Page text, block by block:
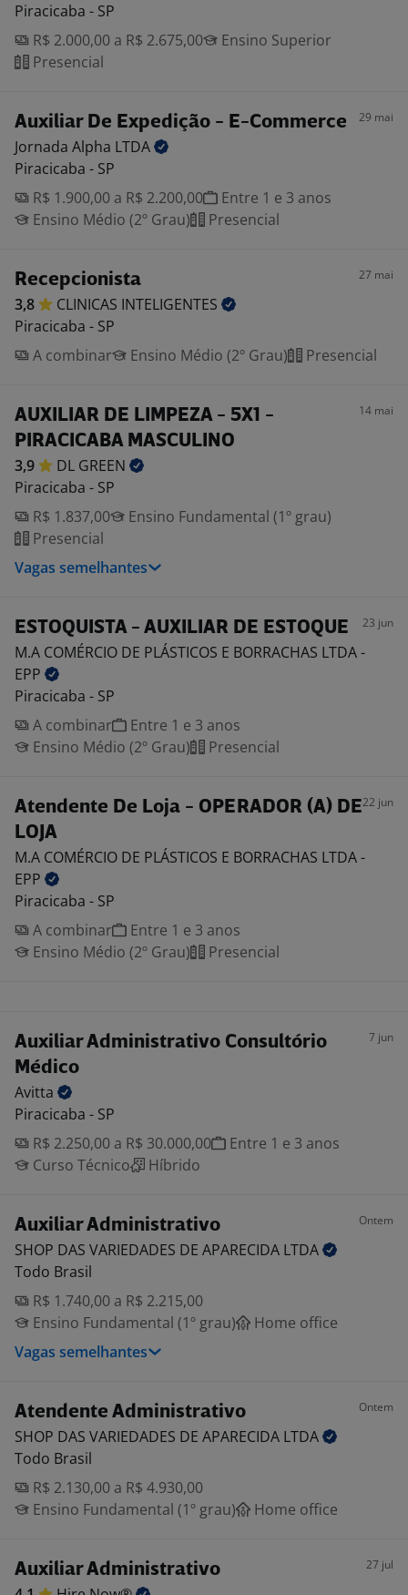
Piracicaba - SP
R$ 2.000,00 a R$ 2.675,00
Ensino Superior
Presencial
Auxiliar De Expedição - E-Commerce 29 mai
Jornada Alpha LTDA
Piracicaba - SP
R$ 1.900,00 a R$ 2.200,00
Entre 1 e 3 anos
Ensino Médio (2º Grau)
Presencial
Recepcionista 27 mai
3,8 CLINICAS INTELIGENTES
Piracicaba - SP
A combinar
Ensino Médio (2º Grau) Presencial
AUXILIAR DE LIMPEZA - 5X1 -
PIRACICABA MASCULINO
14 mai
3,9 DL GREEN
Piracicaba - SP
R$ 1.837,00
Ensino Fundamental (1º grau)
Presencial
Vagas semelhantes
ESTOQUISTA - AUXILIAR DE ESTOQUE 23 jun
M.A COMÉRCIO DE PLÁSTICOS E BORRACHAS LTDA -
EPP
Piracicaba - SP
A combinar
Entre 1 e 3 anos
Ensino Médio (2º Grau)
Presencial
Atendente De Loja - OPERADOR (A) DE
LOJA
22 jun
M.A COMÉRCIO DE PLÁSTICOS E BORRACHAS LTDA -
EPP
Piracicaba - SP
A combinar
Entre 1 e 3 anos
Ensino Médio (2º Grau)
Presencial
Auxiliar Administrativo Consultório
Médico
7 jun
Avitta
Piracicaba - SP
R$ 2.250,00 a R$ 30.000,00
Entre 1 e 3 anos
Curso Técnico
Híbrido
Auxiliar Administrativo Ontem
SHOP DAS VARIEDADES DE APARECIDA LTDA
Todo Brasil
R$ 1.740,00 a R$ 2.215,00
Ensino Fundamental (1º grau)
Home office
Vagas semelhantes
Atendente Administrativo Ontem
SHOP DAS VARIEDADES DE APARECIDA LTDA
Todo Brasil
R$ 2.130,00 a R$ 4.930,00
Ensino Fundamental (1º grau)
Home office
Auxiliar Administrativo 27 jul